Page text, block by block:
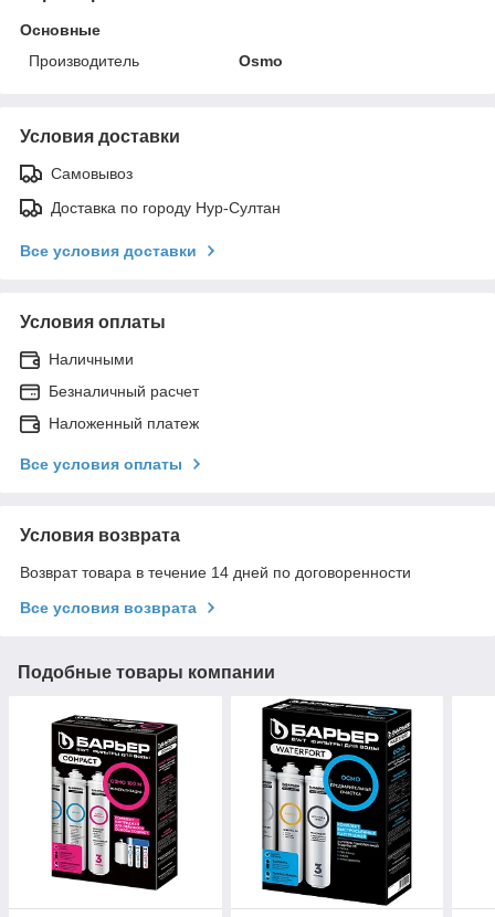
Основные
Производитель
Osmo
Условия доставки
Самовывоз
Доставка по городу Нур-Султан
Все условия доставки
Условия оплаты
Наличными
Безналичный расчет
Наложенный платеж
Все условия оплаты
Условия возврата
Возврат товара в течение 14 дней по договоренности
Все условия возврата
Подобные товары компании